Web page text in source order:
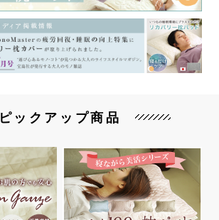
ピックアップ商品